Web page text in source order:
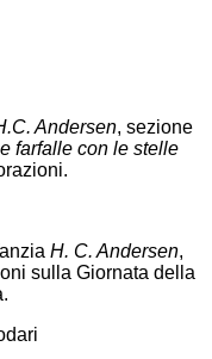
Andersen, sezione
farfalle con le stelle
H. C. Andersen,
sulla Giornata della